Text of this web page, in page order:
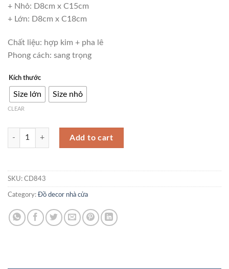
+ Nhỏ: D8cm x C15cm
+ Lớn: D8cm x C18cm
Chất liệu: hợp kim + pha lê
Phong cách: sang trọng
Kích thước
Size lớn Size nhỏ
CLEAR
Đồ để bàn quả cầu pha lê CD843 quantity
Add to cart
SKU: CD843
Category: Đồ decor nhà cửa